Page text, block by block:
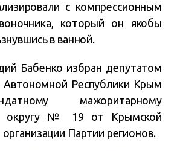
с компрессионным
который он якобы
в ванной.
Бабенко избран депутатом
Автономной Республики Крым
мажоритарному
округу № 19 от Крымской
организации Партии регионов.